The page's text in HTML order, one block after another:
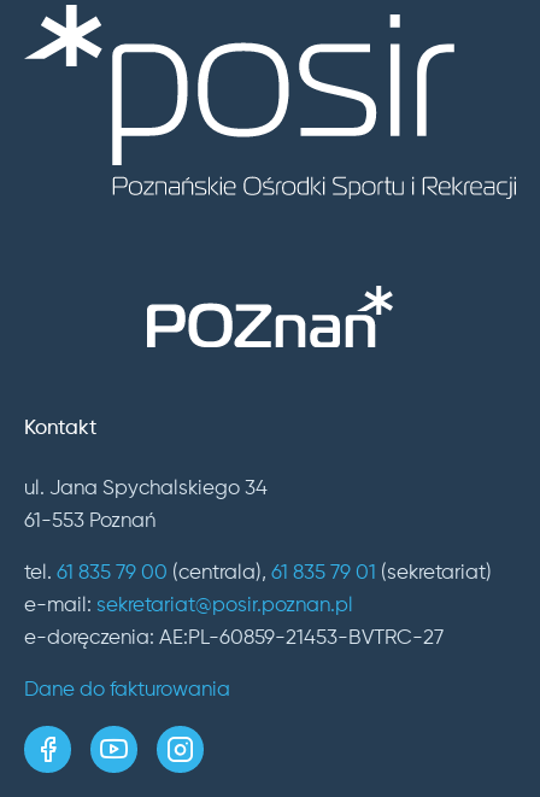
Kontakt
ul. Jana Spychalskiego 34
61-553 Poznań
tel. 61 835 79 00 (centrala), 61 835 79 01 (sekretariat)
e-mail: sekretariat@posir.poznan.pl
e-doręczenia: AE:PL-60859-21453-BVTRC-27
Dane do fakturowania
strona w serwisie Facebook
kanał w serwisie YouTube
profil w serwisie Instagram